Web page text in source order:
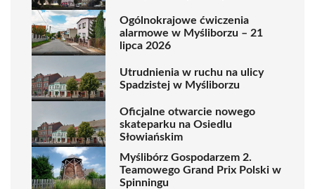
Ogólnokrajowe ćwiczenia
alarmowe w Myśliborzu – 21
lipca 2026
Utrudnienia w ruchu na ulicy
Spadzistej w Myśliborzu
Oficjalne otwarcie nowego
skateparku na Osiedlu
Słowiańskim
Myślibórz Gospodarzem 2.
Teamowego Grand Prix Polski w
Spinningu